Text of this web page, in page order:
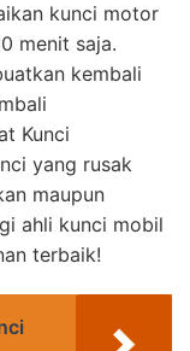
kunci motor
menit saja.
kembali
Kunci
yang rusak
maupun
ahli kunci mobil
terbaik!